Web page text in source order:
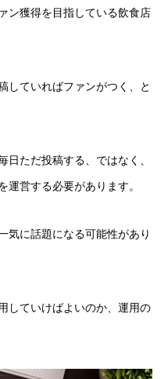
ン獲得を目指している飲食店
していればファンがつく、と
ただ投稿する、ではなく、
運営する必要があります。
気に話題になる可能性があり
していけばよいのか、運用の